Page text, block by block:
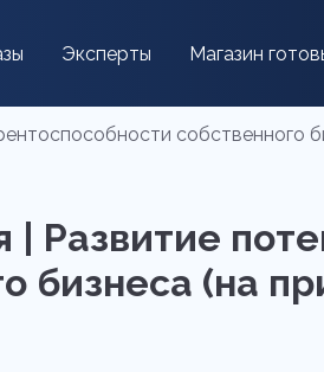
Эксперты Магазин
собственного
Развитие
бизнеса (на